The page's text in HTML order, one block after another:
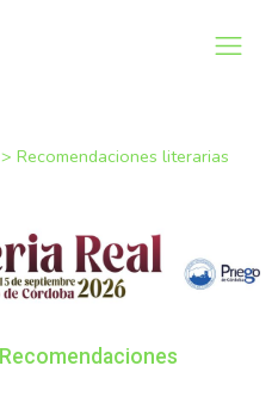
> Recomendaciones literarias
Recomendaciones